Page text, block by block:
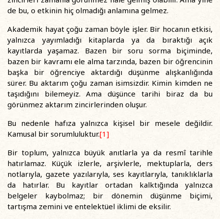
de bu, o etkinin hiç olmadığı anlamına gelmez.
Akademik hayat çoğu zaman böyle işler. Bir hocanın etkisi,
yalnızca yayımladığı kitaplarda ya da bıraktığı açık
kayıtlarda yaşamaz. Bazen bir soru sorma biçiminde,
bazen bir kavramı ele alma tarzında, bazen bir öğrencinin
başka bir öğrenciye aktardığı düşünme alışkanlığında
sürer. Bu aktarım çoğu zaman isimsizdir. Kimin kimden ne
taşıdığını bilemeyiz. Ama düşünce tarihi biraz da bu
görünmez aktarım zincirlerinden oluşur.
Bu nedenle hafıza yalnızca kişisel bir mesele değildir.
Kamusal bir sorumluluktur.[1]
Bir toplum, yalnızca büyük anıtlarla ya da resmî tarihle
hatırlamaz. Küçük izlerle, arşivlerle, mektuplarla, ders
notlarıyla, gazete yazılarıyla, ses kayıtlarıyla, tanıklıklarla
da hatırlar. Bu kayıtlar ortadan kalktığında yalnızca
belgeler kaybolmaz; bir dönemin düşünme biçimi,
tartışma zemini ve entelektüel iklimi de eksilir.